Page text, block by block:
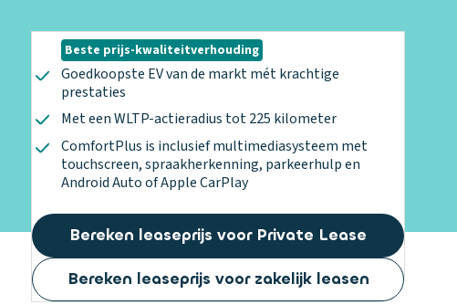
Beste prijs-kwaliteitverhouding
Goedkoopste EV van de markt mét krachtige
prestaties
Met een WLTP-actieradius tot 225 kilometer
ComfortPlus is inclusief multimediasysteem met
touchscreen, spraakherkenning, parkeerhulp en
Android Auto of Apple CarPlay
Bereken leaseprijs voor Private Lease
Bereken leaseprijs voor zakelijk leasen